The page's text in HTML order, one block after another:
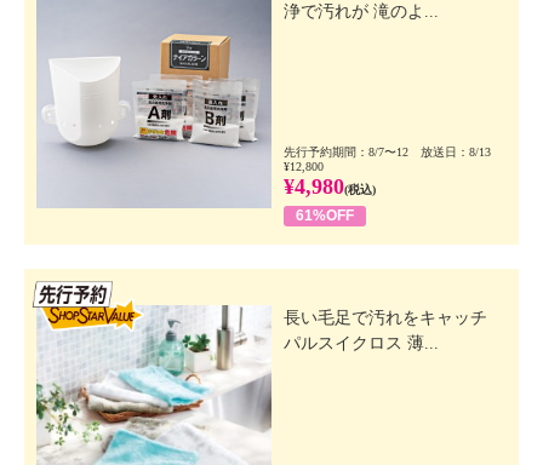
浄で汚れが 滝のよ...
先行予約期間：8/7〜12 放送日：8/13
¥12,800
¥4,980(税込)
61%OFF
長い毛足で汚れをキャッチ
パルスイクロス 薄...